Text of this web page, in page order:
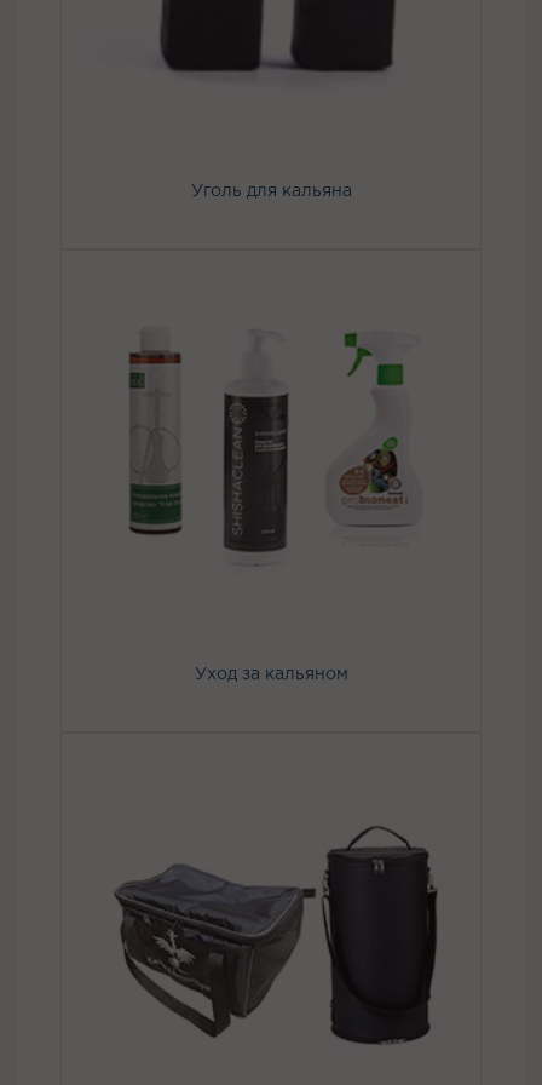
Уголь для кальяна
Уход за кальяном